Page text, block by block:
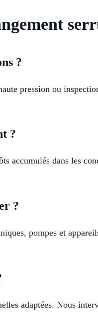
?
pression ou
?
accumulés dans les
?
pompes et
adaptées. Nous